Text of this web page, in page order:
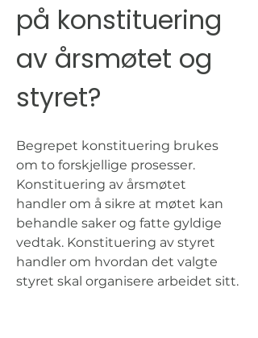
på konstituering
av årsmøtet og
styret?
Begrepet konstituering brukes
om to forskjellige prosesser.
Konstituering av årsmøtet
handler om å sikre at møtet kan
behandle saker og fatte gyldige
vedtak. Konstituering av styret
handler om hvordan det valgte
styret skal organisere arbeidet sitt.